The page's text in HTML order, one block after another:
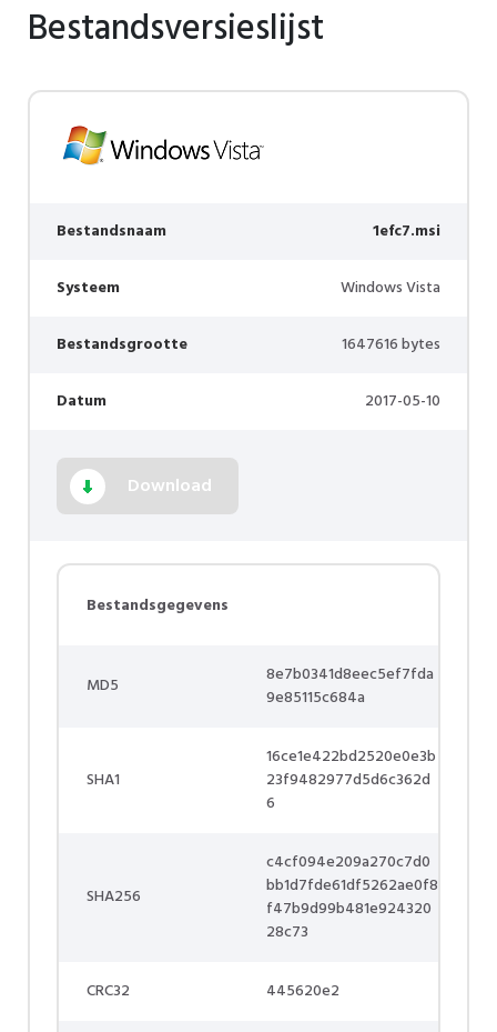
Bestandsversieslijst
Bestandsnaam 1efc7.msi
Systeem Windows Vista
Bestandsgrootte 1647616 bytes
Datum 2017-05-10
Download
Bestandsgegevens
MD5
8e7b0341d8eec5ef7fda
9e85115c684a
SHA1
16ce1e422bd2520e0e3b
23f9482977d5d6c362d
6
SHA256
c4cf094e209a270c7d0
bb1d7fde61df5262ae0f8
f47b9d99b481e924320
28c73
CRC32 445620e2